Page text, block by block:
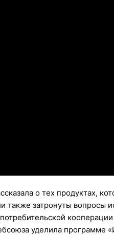
о тех продуктах,
также затронуты вопросы
уделила программе